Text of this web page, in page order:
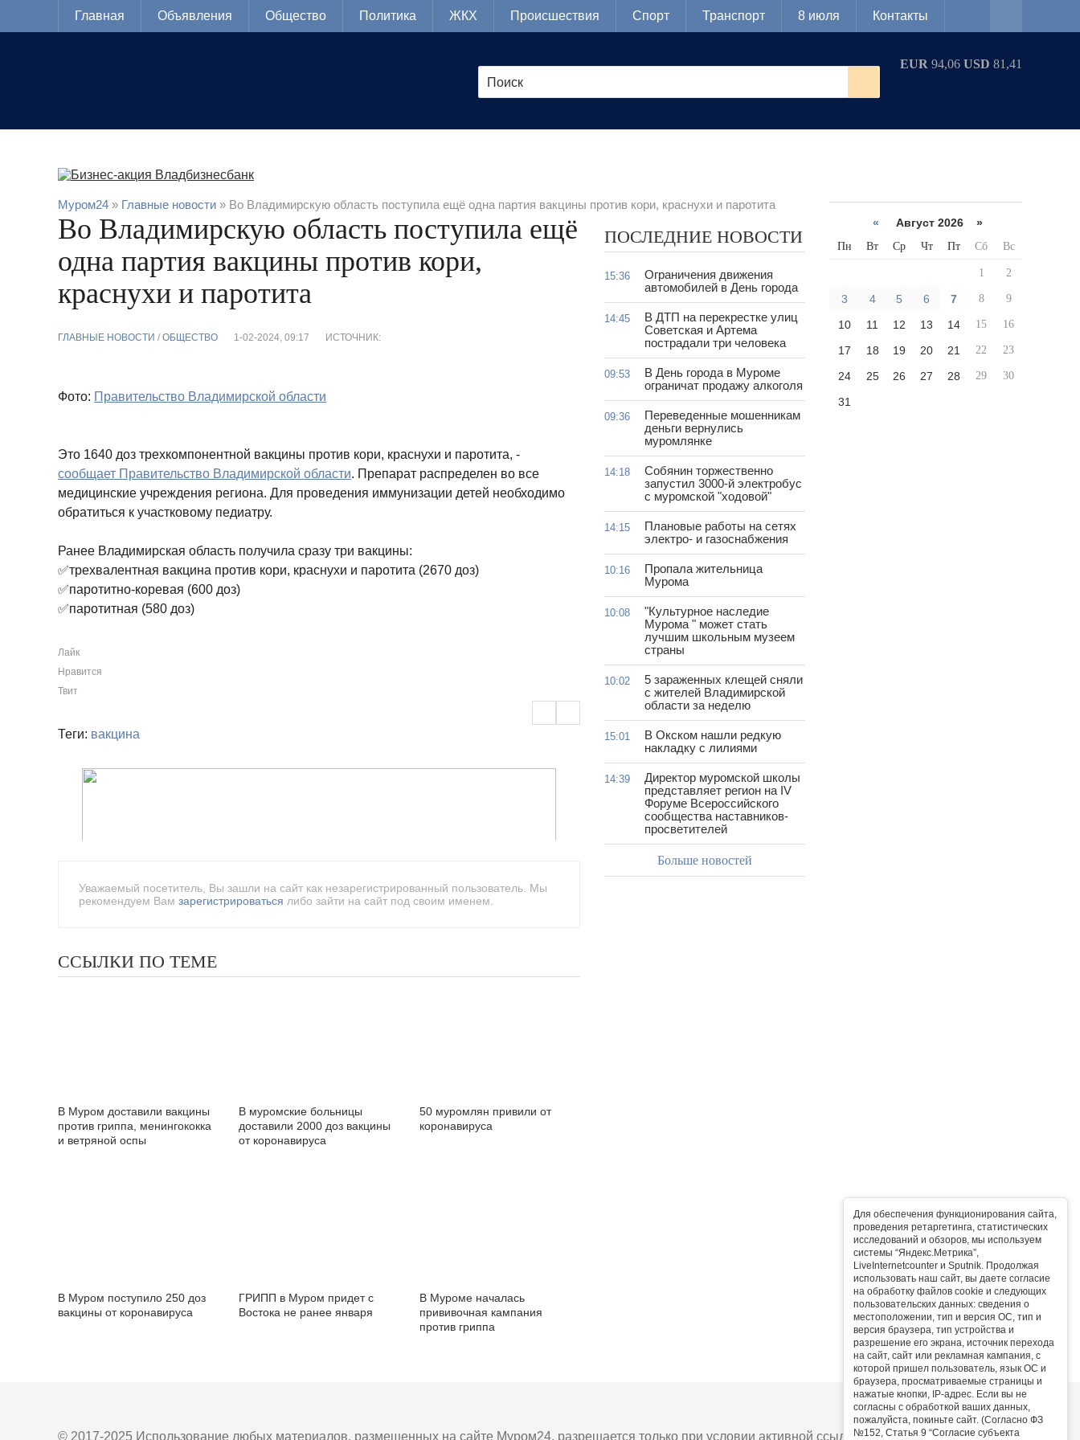
Для обеспечения функционирования сайта,
проведения ретаргетинга, статистических
исследований и обзоров, мы используем
системы “Яндекс.Метрика”,
LiveInternetcounter и Sputnik. Продолжая
использовать наш сайт, вы даете согласие
на обработку файлов cookie и следующих
пользовательских данных: сведения о
местоположении, тип и версия ОС, тип и
версия браузера, тип устройства и
разрешение его экрана, источник перехода
на сайт, сайт или рекламная кампания, с
которой пришел пользователь, язык ОС и
браузера, просматриваемые страницы и
нажатые кнопки, IP-адрес. Если вы не
согласны с обработкой ваших данных,
пожалуйста, покиньте сайт. (Согласно ФЗ
№152, Статья 9 “Согласие субъекта
Главная Объявления Общество Политика ЖКХ Происшествия Спорт Транспорт 8 июля Контакты
EUR 94,06 USD 81,41
Муром24 » Главные новости » Во Владимирскую область поступила ещё одна партия вакцины против кори, краснухи и паротита
Во Владимирскую область поступила ещё
одна партия вакцины против кори,
краснухи и паротита
ГЛАВНЫЕ НОВОСТИ / ОБЩЕСТВО 1-02-2024, 09:17 ИСТОЧНИК:
Фото: Правительство Владимирской области
Это 1640 доз трехкомпонентной вакцины против кори, краснухи и паротита, -
сообщает Правительство Владимирской области. Препарат распределен во все
медицинские учреждения региона. Для проведения иммунизации детей необходимо
обратиться к участковому педиатру.
Ранее Владимирская область получила сразу три вакцины:
✅трехвалентная вакцина против кори, краснухи и паротита (2670 доз)
✅паротитно-коревая (600 доз)
✅паротитная (580 доз)
Лайк
Нравится
Твит
Теги: вакцина
Уважаемый посетитель, Вы зашли на сайт как незарегистрированный пользователь. Мы
рекомендуем Вам зарегистрироваться либо зайти на сайт под своим именем.
ССЫЛКИ ПО ТЕМЕ
В Муром доставили вакцины
против гриппа, менингококка
и ветряной оспы
В муромские больницы
доставили 2000 доз вакцины
от коронавируса
50 муромлян привили от
коронавируса
В Муром поступило 250 доз
вакцины от коронавируса
ГРИПП в Муром придет с
Востока не ранее января
В Муроме началась
прививочная кампания
против гриппа
ПОСЛЕДНИЕ НОВОСТИ
15:36
Ограничения движения
автомобилей в День города
14:45
В ДТП на перекрестке улиц
Советская и Артема
пострадали три человека
09:53
В День города в Муроме
ограничат продажу алкоголя
09:36
Переведенные мошенникам
деньги вернулись
муромлянке
14:18
Собянин торжественно
запустил 3000-й электробус
с муромской "ходовой"
14:15
Плановые работы на сетях
электро- и газоснабжения
10:16
Пропала жительница
Мурома
10:08
"Культурное наследие
Мурома " может стать
лучшим школьным музеем
страны
10:02
5 зараженных клещей сняли
с жителей Владимирской
области за неделю
15:01
В Окском нашли редкую
накладку с лилиями
14:39
Директор муромской школы
представляет регион на IV
Форуме Всероссийского
сообщества наставников-
просветителей
Больше новостей
« Август 2026 »
Пн Вт Ср Чт Пт Сб Вс
1 2
3 4 5 6 7 8 9
10 11 12 13 14 15 16
17 18 19 20 21 22 23
24 25 26 27 28 29 30
31
© 2017-2025 Использование любых материалов, размещенных на сайте Муром24, разрешается только при условии активной ссылки на сайт.